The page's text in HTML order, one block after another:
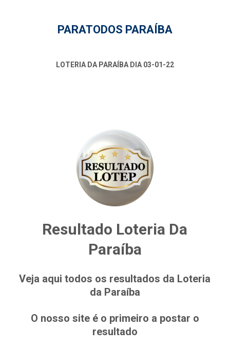
PARATODOS PARAÍBA
LOTERIA DA PARAÍBA DIA 03-01-22
Resultado Loteria Da
Paraíba
Veja aqui todos os resultados da Loteria
da Paraíba
O nosso site é o primeiro a postar o
resultado